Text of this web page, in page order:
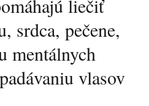
liečiť
srdca, pečene,
mentálnych
vlasov